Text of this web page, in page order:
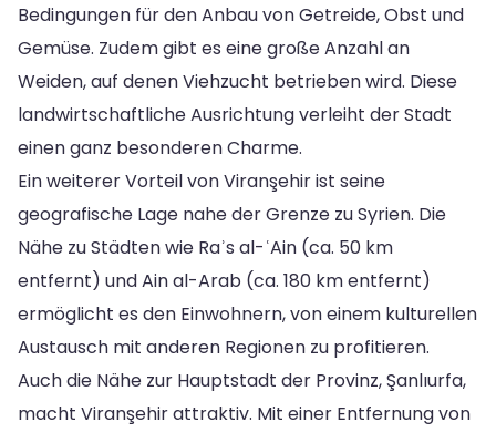
Bedingungen für den Anbau von Getreide, Obst und
Gemüse. Zudem gibt es eine große Anzahl an
Weiden, auf denen Viehzucht betrieben wird. Diese
landwirtschaftliche Ausrichtung verleiht der Stadt
einen ganz besonderen Charme.
Ein weiterer Vorteil von Viranşehir ist seine
geografische Lage nahe der Grenze zu Syrien. Die
Nähe zu Städten wie Raʾs al-ʿAin (ca. 50 km
entfernt) und Ain al-Arab (ca. 180 km entfernt)
ermöglicht es den Einwohnern, von einem kulturellen
Austausch mit anderen Regionen zu profitieren.
Auch die Nähe zur Hauptstadt der Provinz, Şanlıurfa,
macht Viranşehir attraktiv. Mit einer Entfernung von